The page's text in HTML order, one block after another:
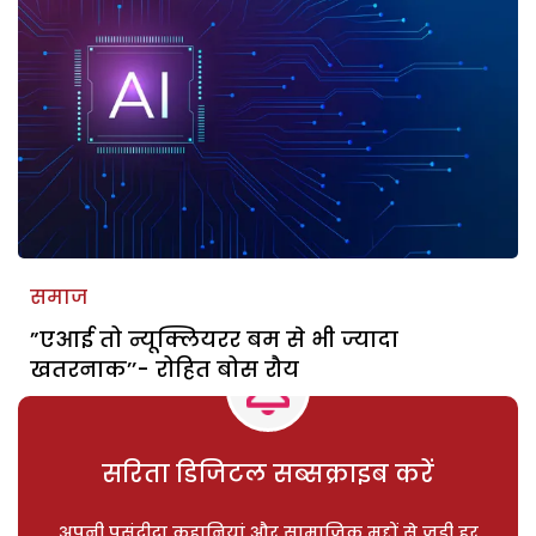
समाज
”एआई तो न्यूक्लियरर बम से भी ज्यादा
खतरनाक’’- रोहित बोस रौय
सरिता डिजिटल सब्सक्राइब करें